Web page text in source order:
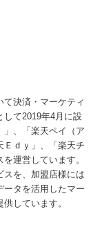
決済・マーケティ
して2019年4月に設
」、「楽天ペイ（ア
Ｅｄｙ」、「楽天チ
運営しています。
スを、加盟店様には
ータを活用したマー
しています。